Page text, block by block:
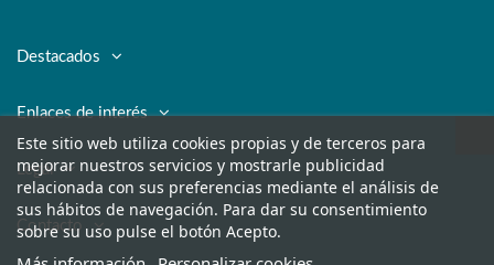
Destacados
Enlaces de interés
Legal
Contacto
Este sitio web utiliza cookies propias y de terceros para
mejorar nuestros servicios y mostrarle publicidad
relacionada con sus preferencias mediante el análisis de
sus hábitos de navegación. Para dar su consentimiento
sobre su uso pulse el botón Acepto.